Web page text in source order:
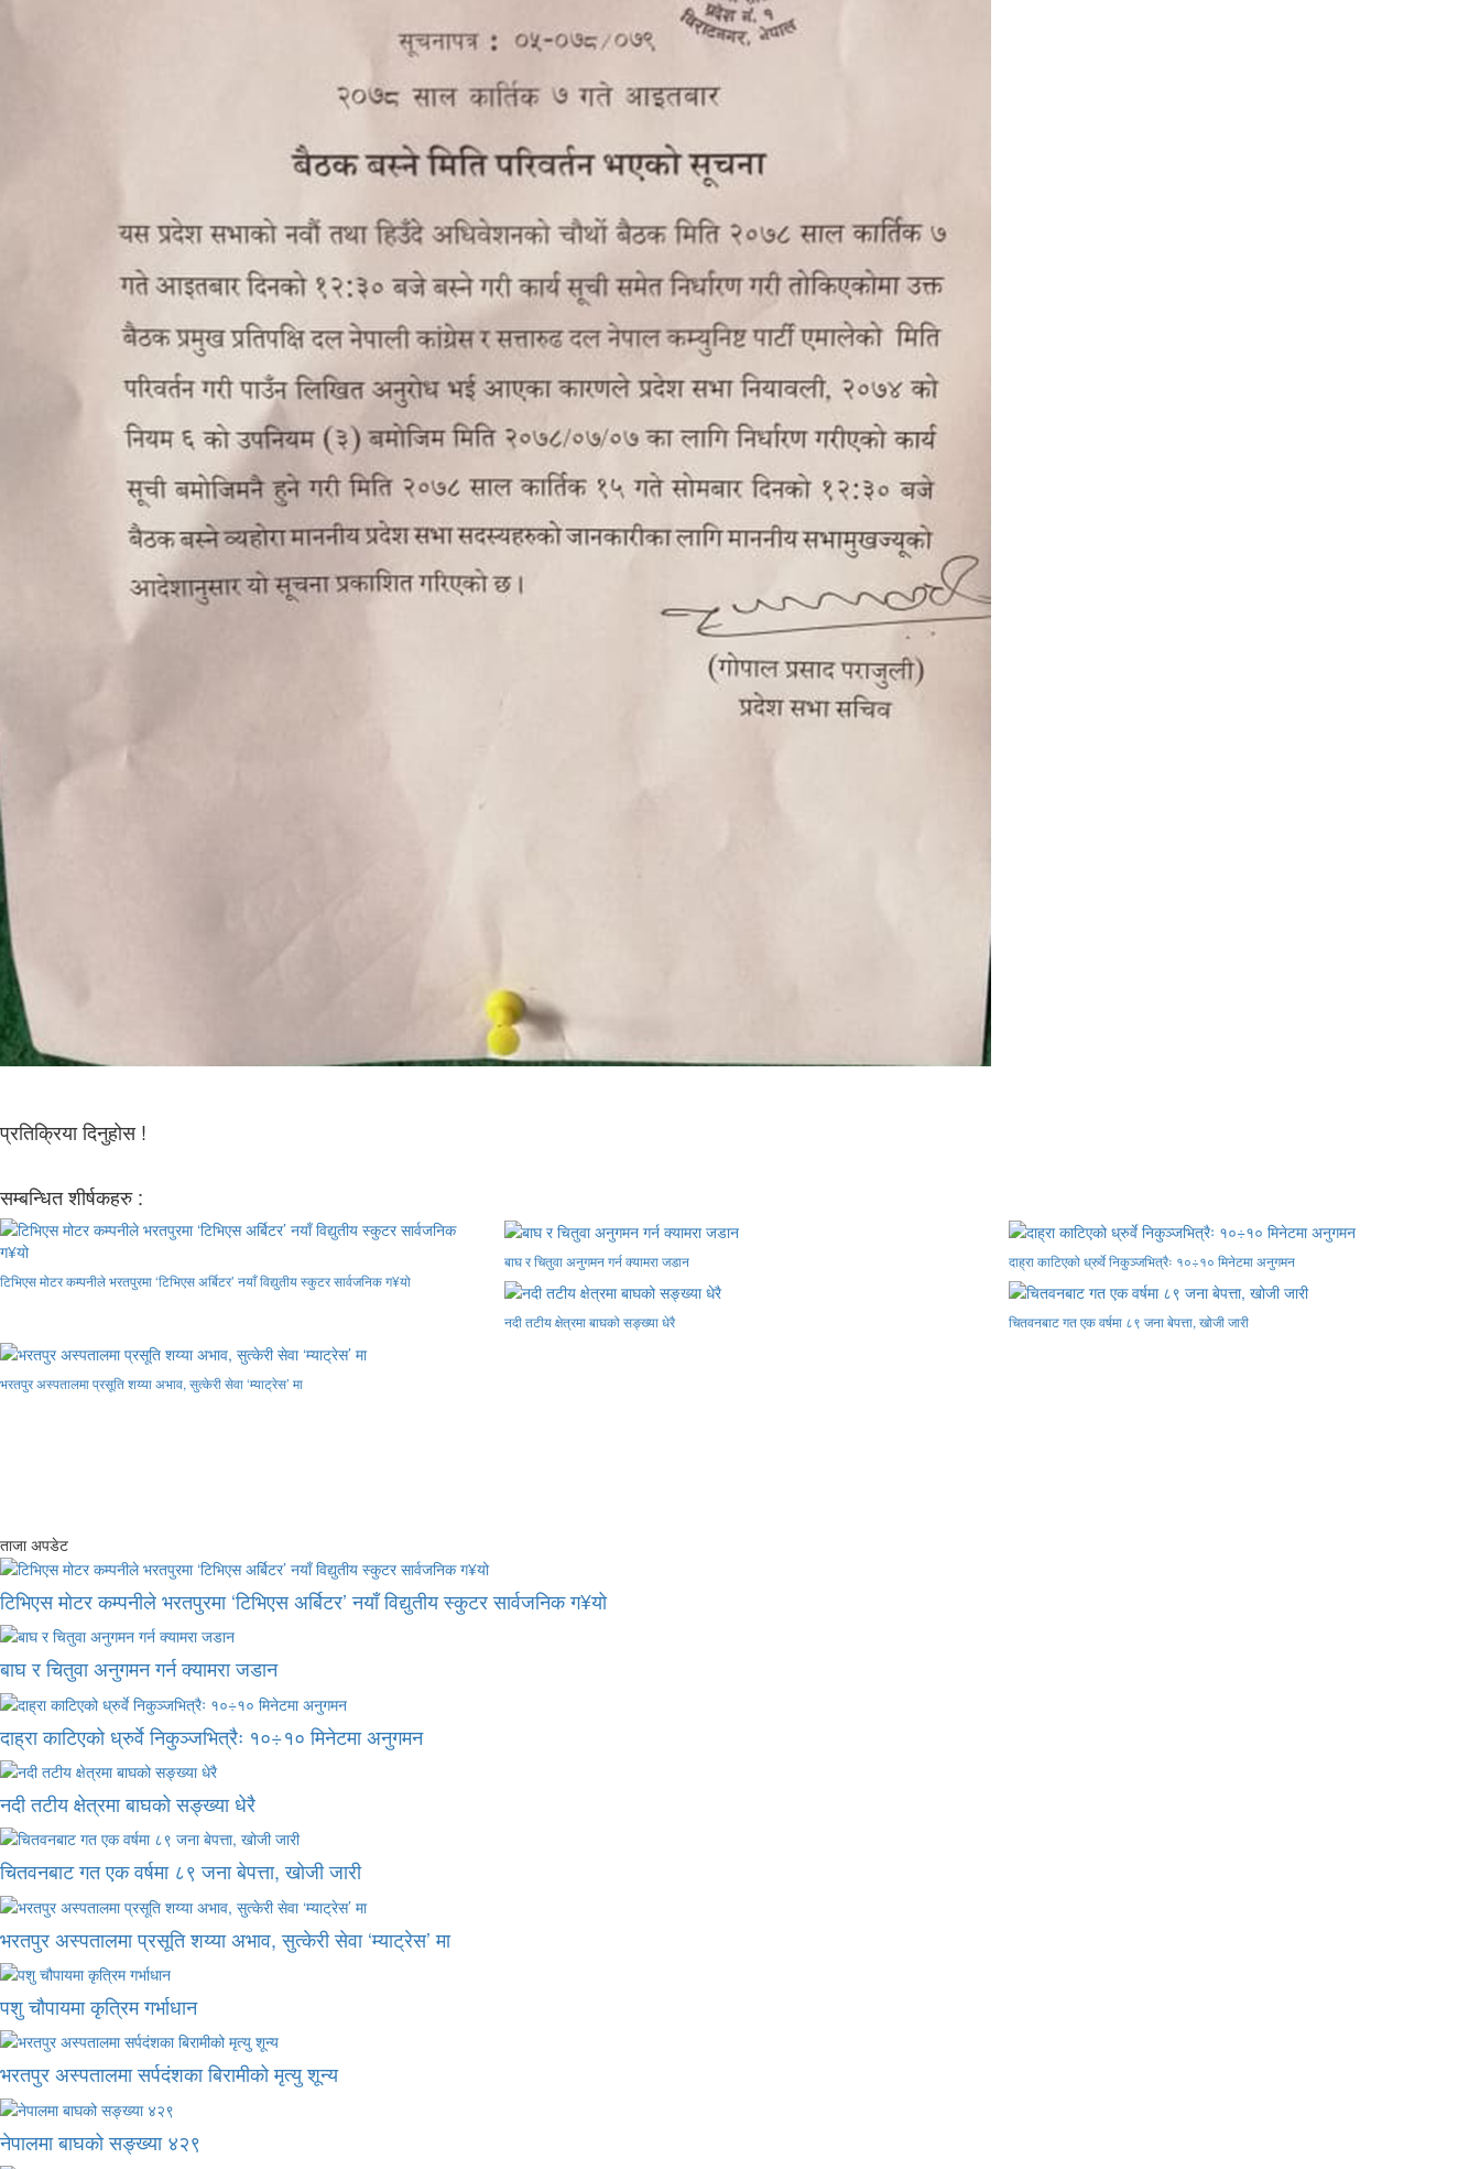
प्रतिक्रिया दिनुहोस !
सम्बन्धित शीर्षकहरु :
टिभिएस मोटर कम्पनीले भरतपुरमा ‘टिभिएस अर्बिटर’ नयाँ विद्युतीय स्कुटर सार्वजनिक ग¥यो
बाघ र चितुवा अनुगमन गर्न क्यामरा जडान दाह्रा काटिएको ध्रुर्वे निकुञ्जभित्रैः १०÷१० मिनेटमा अनुगमन
नदी तटीय क्षेत्रमा बाघको सङ्ख्या धेरै चितवनबाट गत एक वर्षमा ८९ जना बेपत्ता, खोजी जारी
भरतपुर अस्पतालमा प्रसूति शय्या अभाव, सुत्केरी सेवा ‘म्याट्रेस’ मा
ताजा अपडेट
टिभिएस मोटर कम्पनीले भरतपुरमा ‘टिभिएस अर्बिटर’ नयाँ विद्युतीय स्कुटर सार्वजनिक ग¥यो
बाघ र चितुवा अनुगमन गर्न क्यामरा जडान
दाह्रा काटिएको ध्रुर्वे निकुञ्जभित्रैः १०÷१० मिनेटमा अनुगमन
नदी तटीय क्षेत्रमा बाघको सङ्ख्या धेरै
चितवनबाट गत एक वर्षमा ८९ जना बेपत्ता, खोजी जारी
भरतपुर अस्पतालमा प्रसूति शय्या अभाव, सुत्केरी सेवा ‘म्याट्रेस’ मा
पशु चौपायमा कृत्रिम गर्भाधान
भरतपुर अस्पतालमा सर्पदंशका बिरामीको मृत्यु शून्य
नेपालमा बाघको सङ्ख्या ४२९